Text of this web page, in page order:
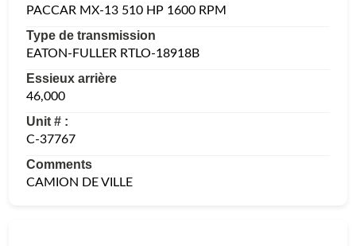
PACCAR MX-13 510 HP 1600 RPM
Type de transmission
EATON-FULLER RTLO-18918B
Essieux arrière
46,000
Unit # :
C-37767
Comments
CAMION DE VILLE